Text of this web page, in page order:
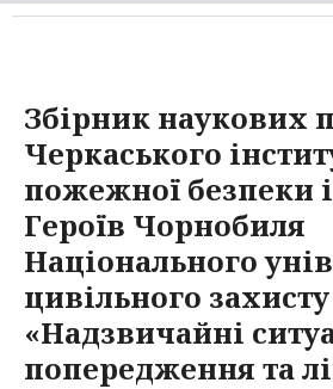
Збірник наукових
Черкаського
пожежної безпеки
Героїв Чорнобиля
Національного
цивільного
«Надзвичайні
попередження та